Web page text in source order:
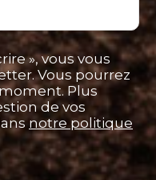
», vous vous
Vous pourrez
Plus
de vos
notre politique